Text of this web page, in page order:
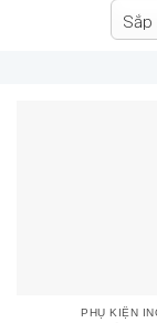
PHỤ KIỆN